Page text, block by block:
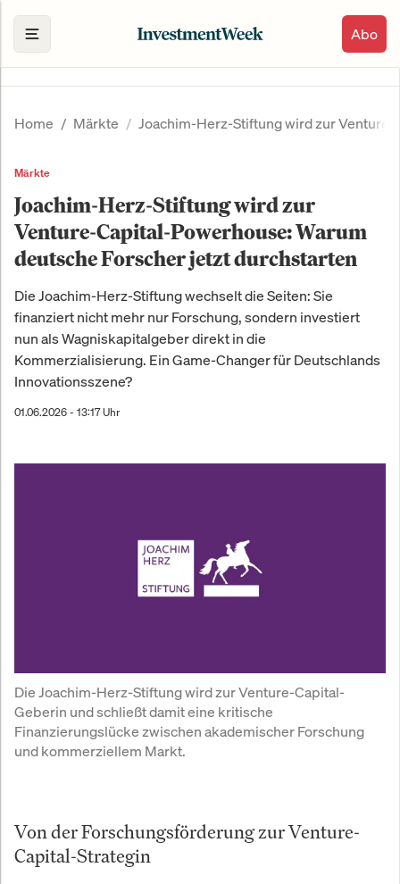
Abo
Home Märkte Joachim-Herz-Stiftung wird zur
Märkte
Joachim-Herz-Stiftung wird zur
Venture-Capital-Powerhouse: Warum
deutsche Forscher jetzt durchstarten
Die Joachim-Herz-Stiftung wechselt die Seiten: Sie
finanziert nicht mehr nur Forschung, sondern investiert
nun als Wagniskapitalgeber direkt in die
Kommerzialisierung. Ein Game-Changer für Deutschlands
Innovationsszene?
01.06.2026 - 13:17 Uhr
Die Joachim-Herz-Stiftung wird zur Venture-Capital-
Geberin und schließt damit eine kritische
Finanzierungslücke zwischen akademischer Forschung
und kommerziellem Markt.
Von der Forschungsförderung zur Venture-
Capital-Strategin